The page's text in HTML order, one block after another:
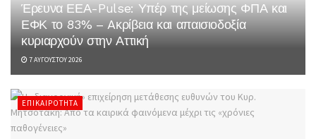
Έρευνα ΕΕΑ-Pulse: Υπέρ της μείωσης ΦΠΑ και
ΕΦΚ το 83% – Aκρίβεια και απαισιοδοξία
κυριαρχούν στην Αττική
7 ΑΥΓΟΎΣΤΟΥ 2026
ΕΠΙΚΑΙΡΌΤΗΤΑ